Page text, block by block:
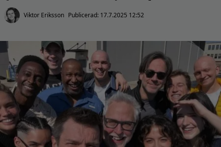
Viktor Eriksson Publicerad: 17.7.2025 12:52